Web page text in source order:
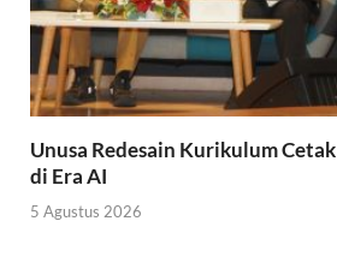
Unusa Redesain Kurikulum
di Era AI
5 Agustus 2026